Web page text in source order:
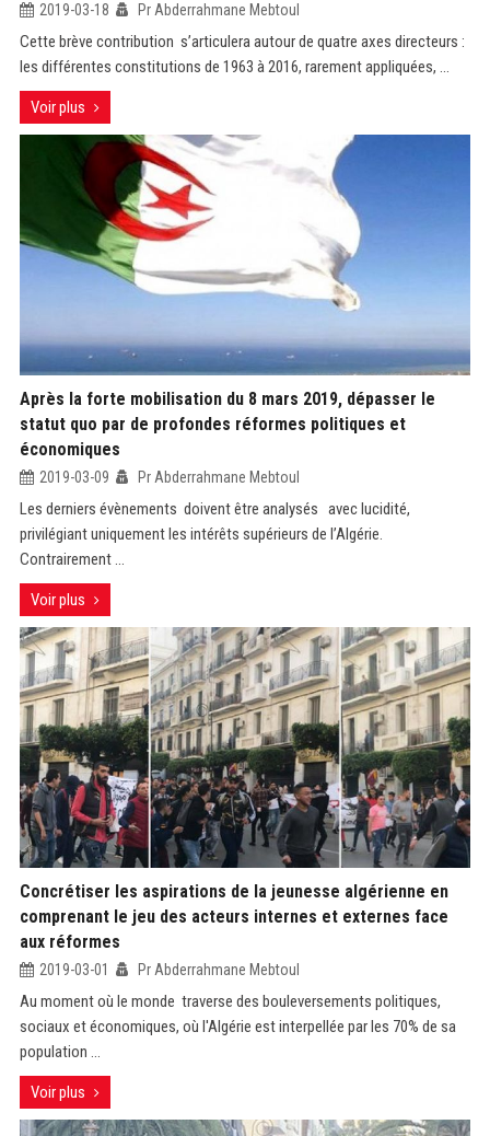
2019-03-18 Pr Abderrahmane Mebtoul
Cette brève contribution s’articulera autour de quatre axes directeurs :
les différentes constitutions de 1963 à 2016, rarement appliquées, ...
Voir plus
Après la forte mobilisation du 8 mars 2019, dépasser le
statut quo par de profondes réformes politiques et
économiques
2019-03-09 Pr Abderrahmane Mebtoul
Les derniers évènements doivent être analysés avec lucidité,
privilégiant uniquement les intérêts supérieurs de l’Algérie.
Contrairement ...
Voir plus
Concrétiser les aspirations de la jeunesse algérienne en
comprenant le jeu des acteurs internes et externes face
aux réformes
2019-03-01 Pr Abderrahmane Mebtoul
Au moment où le monde traverse des bouleversements politiques,
sociaux et économiques, où l'Algérie est interpellée par les 70% de sa
population ...
Voir plus